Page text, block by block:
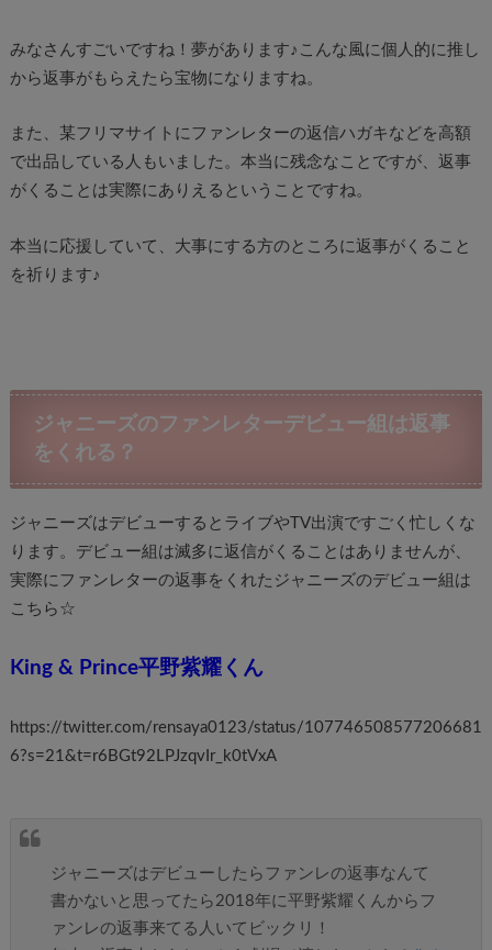
みなさんすごいですね！夢があります♪こんな風に個人的に推し
から返事がもらえたら宝物になりますね。
また、某フリマサイトにファンレターの返信ハガキなどを高額
で出品している人もいました。本当に残念なことですが、返事
がくることは実際にありえるということですね。
本当に応援していて、大事にする方のところに返事がくること
を祈ります♪
ジャニーズのファンレターデビュー組は返事
をくれる？
ジャニーズはデビューするとライブやTV出演ですごく忙しくな
ります。デビュー組は滅多に返信がくることはありませんが、
実際にファンレターの返事をくれたジャニーズのデビュー組は
こちら☆
King & Prince平野紫耀くん
https://twitter.com/rensaya0123/status/107746508577206681
6?s=21&t=r6BGt92LPJzqvIr_k0tVxA
ジャニーズはデビューしたらファンレの返事なんて
書かないと思ってたら2018年に平野紫耀くんからフ
ァンレの返事来てる人いてビックリ！